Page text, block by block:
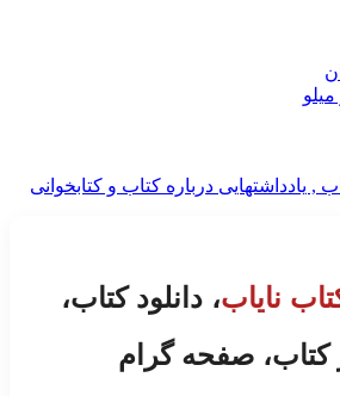
, یادداشتهایی درباره کتاب و کتابخوانی
نایاب، دانلود کتاب،
کتاب، صفحه گرام